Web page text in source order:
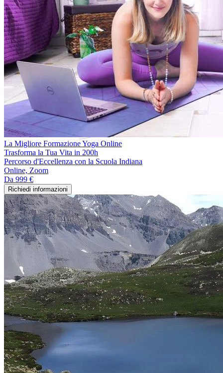
La Migliore Formazione Yoga Online
Trasforma la Tua Vita in 200h
Percorso d'Eccellenza con la Scuola Indiana
Online, Zoom
Da 999 €
Richiedi informazioni